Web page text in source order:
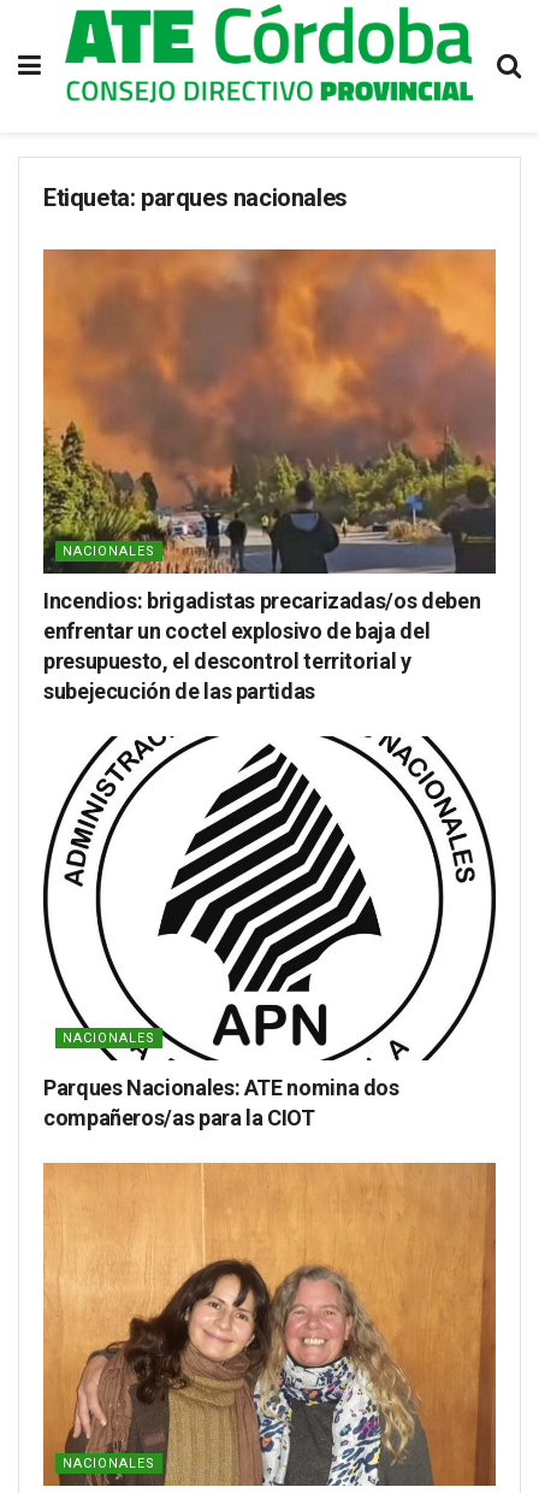
Etiqueta: parques nacionales
NACIONALES
Incendios: brigadistas precarizadas/os deben
enfrentar un coctel explosivo de baja del
presupuesto, el descontrol territorial y
subejecución de las partidas
NACIONALES
Parques Nacionales: ATE nomina dos
compañeros/as para la CIOT
NACIONALES